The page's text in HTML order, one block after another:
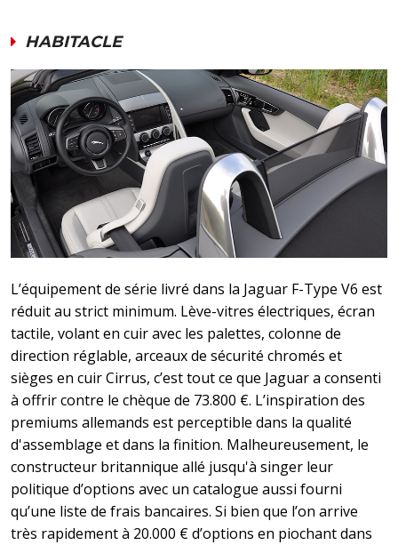
HABITACLE
L’équipement de série livré dans la Jaguar F-Type V6 est
réduit au strict minimum. Lève-vitres électriques, écran
tactile, volant en cuir avec les palettes, colonne de
direction réglable, arceaux de sécurité chromés et
sièges en cuir Cirrus, c’est tout ce que Jaguar a consenti
à offrir contre le chèque de 73.800 €. L’inspiration des
premiums allemands est perceptible dans la qualité
d'assemblage et dans la finition. Malheureusement, le
constructeur britannique allé jusqu'à singer leur
politique d’options avec un catalogue aussi fourni
qu’une liste de frais bancaires. Si bien que l’on arrive
très rapidement à 20.000 € d’options en piochant dans